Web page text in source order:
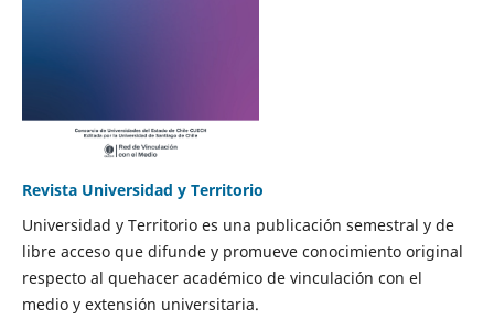
Revista Universidad y Territorio
Universidad y Territorio es una publicación semestral y de
libre acceso que difunde y promueve conocimiento original
respecto al quehacer académico de vinculación con el
medio y extensión universitaria.